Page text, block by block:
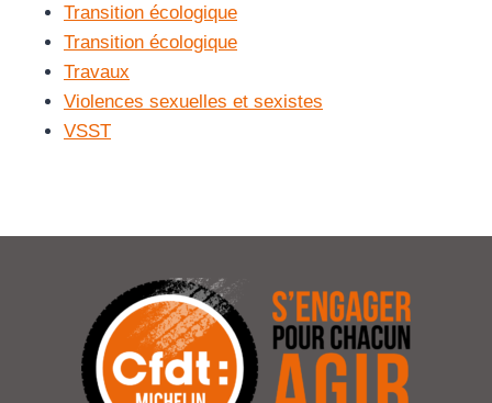
Transition écologique
Transition écologique
Travaux
Violences sexuelles et sexistes
VSST